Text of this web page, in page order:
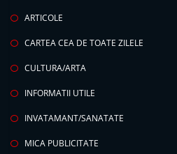
ARTICOLE
CARTEA CEA DE TOATE ZILELE
CULTURA/ARTA
INFORMATII UTILE
INVATAMANT/SANATATE
MICA PUBLICITATE